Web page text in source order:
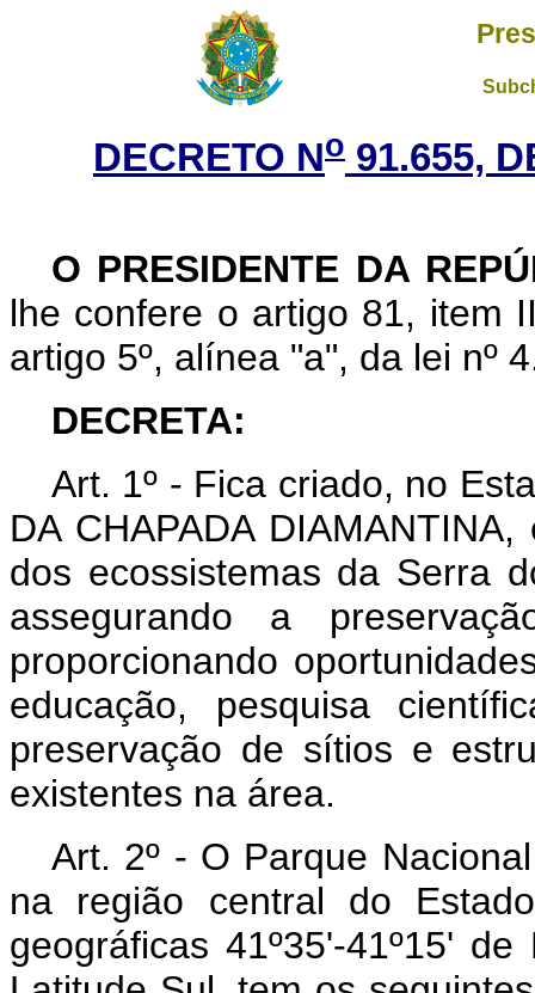
DECRETO No 91.655,
O PRESIDENTE DA
lhe confere o artigo 81, item
artigo 5º, alínea "a", da lei nº
DECRETA:
Art. 1º - Fica criado, no
DA CHAPADA
dos ecossistemas da Serra
assegurando a
proporcionando
educação, pesquisa
preservação de sítios e
existentes na área.
Art. 2º - O Parque
na região central do
geográficas 41º35'-41º15'